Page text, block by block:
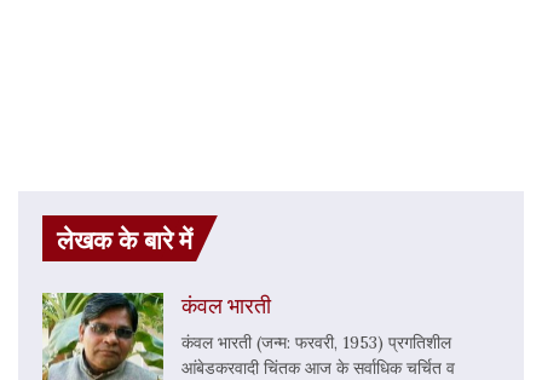
लेखक के बारे में
कंवल भारती
कंवल भारती (जन्म: फरवरी, 1953) प्रगतिशील
आंबेडकरवादी चिंतक आज के सर्वाधिक चर्चित व